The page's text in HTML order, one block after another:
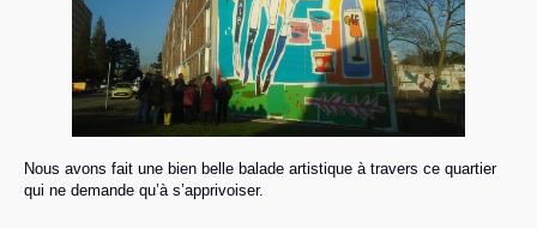
Nous avons fait une bien belle balade artistique à travers ce quartier
qui ne demande qu’à s’apprivoiser.